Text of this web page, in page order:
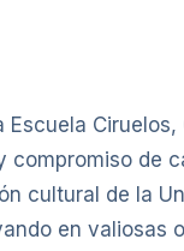
Escuela
compromiso de
cultural de la
en valiosas